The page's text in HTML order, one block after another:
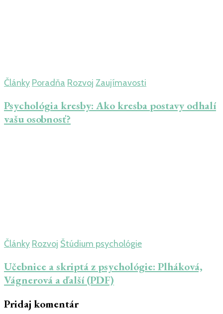
Články Poradňa Rozvoj Zaujímavosti
Psychológia kresby: Ako kresba postavy odhalí
vašu osobnosť?
Články Rozvoj Štúdium psychológie
Učebnice a skriptá z psychológie: Plháková,
Vágnerová a ďalší (PDF)
Pridaj komentár